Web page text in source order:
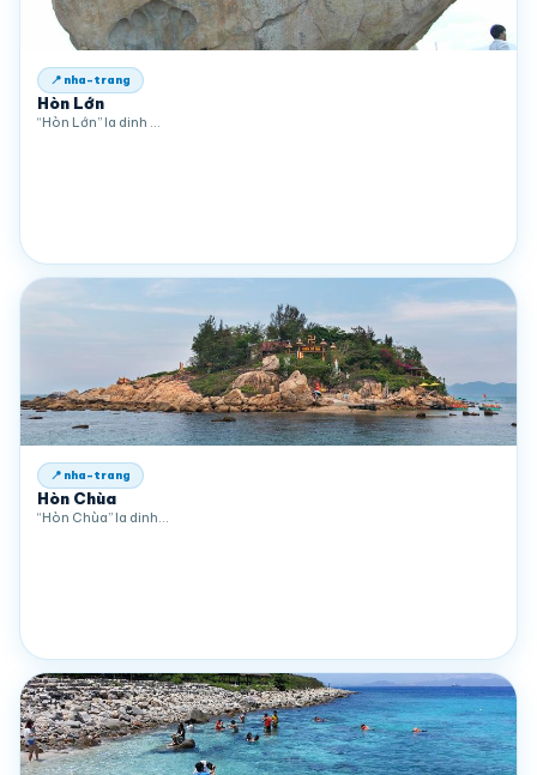
📍 nha-trang
Hòn Lớn
“Hòn Lớn” la dinh …
📍 nha-trang
Hòn Chùa
“Hòn Chùa” la dinh…